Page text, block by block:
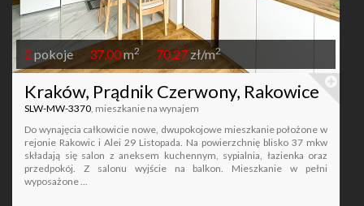
2 pokoje 37,00m2 70,27 zł/m2
Kraków, Prądnik Czerwony, Rakowice
SLW-MW-3370 , mieszkanie na wynajem
Do wynajęcia całkowicie nowe, dwupokojowe mieszkanie położone w
rejonie Rakowic i Alei 29 Listopada. Na powierzchnię blisko 37 mkw
składają się salon z aneksem kuchennym, sypialnia, łazienka oraz
przedpokój. Z salonu wyjście na balkon. Mieszkanie w pełni
wyposażone ...